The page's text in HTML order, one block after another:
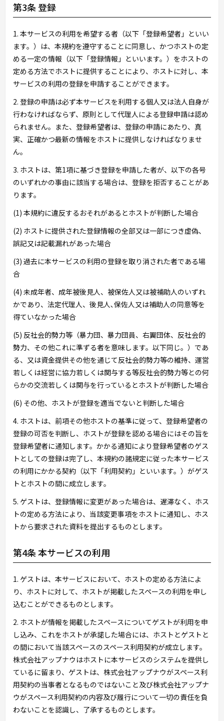
第3条 登録
1. 本サービスの利用を希望する者（以下「登録希望者」といい
ます。）は、本規約を遵守することに同意し、かつホストの定
める一定の情報（以下「登録情報」といいます。）をホストの
定める方法でホストに提供することにより、ホストに対し、本
サービスの利用の登録を申請することができます。
2. 登録の申請は必ず本サービスを利用する個人又は法人自身が
行わなければならず、原則として代理人による登録申請は認め
られません。また、登録希望者は、登録の申請にあたり、真
実、正確かつ最新の情報をホストに提供しなければなりませ
ん。
3. ホストは、第1項に基づき登録を申請した者が、以下の各号
のいずれかの事由に該当する場合は、登録を拒否することがあ
ります。
(1) 本規約に違反するおそれがあるとホストが判断した場合
(2) ホストに提供された登録情報の全部又は一部につき虚偽、
誤記又は記載漏れがあった場合
(3) 過去に本サービスの利用の登録を取り消された者である場
合
(4) 未成年者、成年被後見人、被保佐人又は被補助人のいずれ
かであり、法定代理人、後見人､保佐人又は補助人の同意等を
得ていなかった場合
(5) 反社会的勢力等（暴力団、暴力団員、右翼団体、反社会的
勢力、その他これに準ずる者を意味します。以下同じ。）であ
る、又は資金提供その他を通じて反社会的勢力等の維持、運営
若しくは経営に協力若しくは関与する等反社会的勢力等との何
らかの交流若しくは関与を行っているとホストが判断した場合
(6) その他、ホストが登録を適当でないと判断した場合
4. ホストは、前項その他ホストの基準に従って、登録希望者の
登録の可否を判断し、ホストが登録を認める場合にはその旨を
登録希望者に通知します。かかる通知により登録希望者のゲス
トとしての登録は完了し、本規約の諸規定に従った本サービス
の利用にかかる契約（以下「利用契約」といいます。）がゲス
トとホストの間に成立します。
5. ゲストは、登録情報に変更があった場合は、遅滞なく、ホス
トの定める方法により、当該変更事項をホストに通知し、ホス
トから要求された資料を提出するものとします。
第4条 本サービスの利用
1. ゲストは、本サービスにおいて、ホストの定める方法によ
り、ホストに対して、ホストが掲載したスペースの利用を申し
込むことができるものとします。
2. ホストが情報を掲載したスペースについてゲストが利用を申
し込み、これをホストが承諾した場合には、ホストとゲストと
の間において当該スペースのスペース利用契約が成立します。
株式会社アップナウはホストに本サービスのシステムを提供し
ているに留まり、ゲストは、株式会社アップナウがスペース利
用契約の当事者となるものではないこと及び株式会社アップナ
ウがスペース利用契約の内容及び履行について一切の責任を負
わないことを認識し、了承するものとします。